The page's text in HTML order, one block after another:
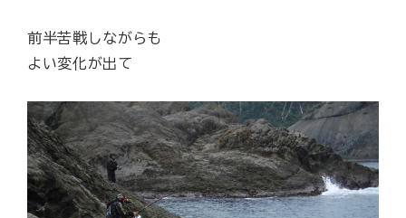
前半苦戦しながらも
よい変化が出て